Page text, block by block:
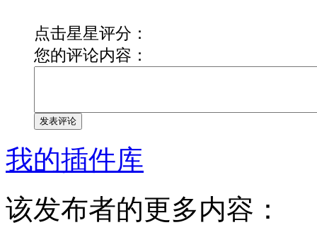
点击星星评分：
您的评论内容：
发表评论
我的插件库
该发布者的更多内容：